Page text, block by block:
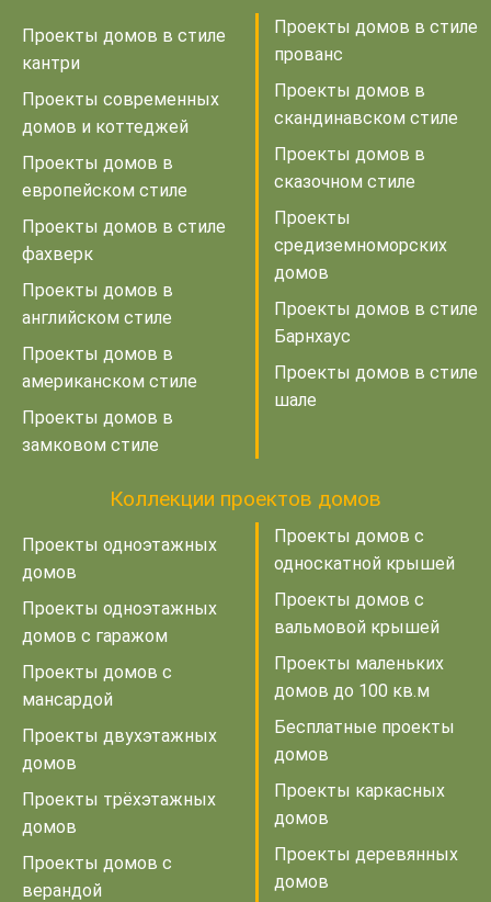
Проекты домов в стиле
кантри
Проекты современных
домов и коттеджей
Проекты домов в
европейском стиле
Проекты домов в стиле
фахверк
Проекты домов в
английском стиле
Проекты домов в
американском стиле
Проекты домов в
замковом стиле
Проекты домов в стиле
прованс
Проекты домов в
скандинавском стиле
Проекты домов в
сказочном стиле
Проекты
средиземноморских
домов
Проекты домов в стиле
Барнхаус
Проекты домов в стиле
шале
Коллекции проектов домов
Проекты одноэтажных
домов
Проекты одноэтажных
домов с гаражом
Проекты домов с
мансардой
Проекты двухэтажных
домов
Проекты трёхэтажных
домов
Проекты домов с
верандой
Проекты домов с
односкатной крышей
Проекты домов с
вальмовой крышей
Проекты маленьких
домов до 100 кв.м
Бесплатные проекты
домов
Проекты каркасных
домов
Проекты деревянных
домов